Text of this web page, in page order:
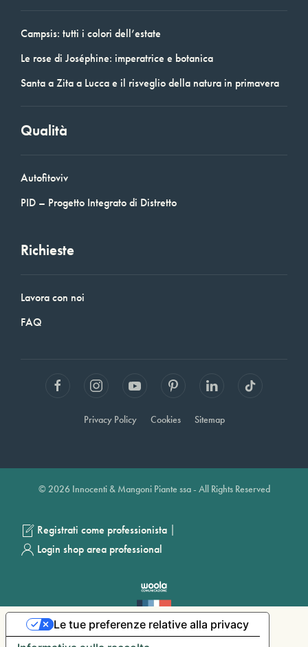
Campsis: tutti i colori dell’estate
Le rose di Joséphine: imperatrice e botanica
Santa a Zita a Lucca e il risveglio della natura in primavera
Qualità
Autofitoviv
PID – Progetto Integrato di Distretto
Richieste
Lavora con noi
FAQ
Privacy Policy Cookies Sitemap
© 2026 Innocenti & Mangoni Piante ssa - All Rights Reserved
Registrati come professionista |
Login shop area professional
Le tue preferenze relative alla privacy